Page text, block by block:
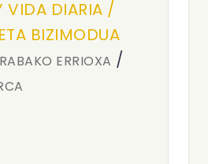
VIDA DIARIA /
BIZIMODUA
ERRIOXA /